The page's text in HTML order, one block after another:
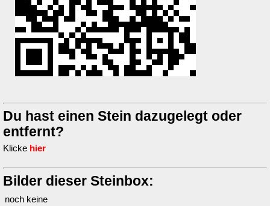
Du hast einen Stein dazugelegt oder
entfernt?
Klicke hier
Bilder dieser Steinbox:
noch keine